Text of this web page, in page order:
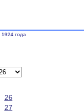
года
26
27